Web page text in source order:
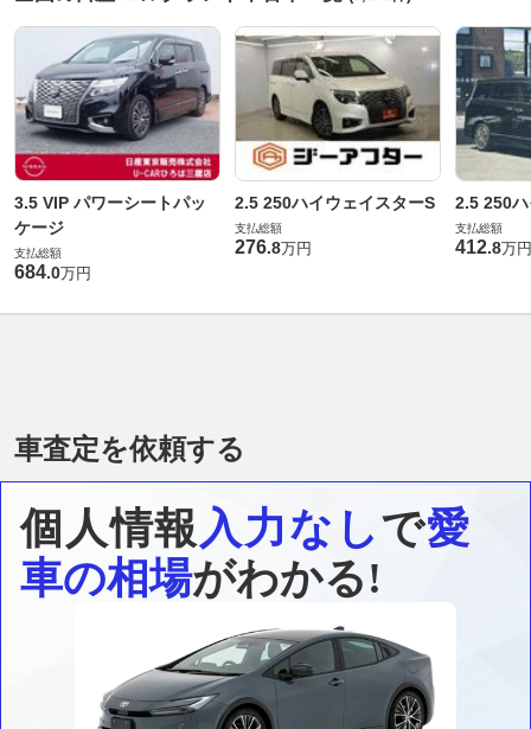
3.5 VIP パワーシートパッ
ケージ
支払総額
684.0万円
2.5 250ハイウェイスターS
支払総額
276.8万円
2.5 250
支払総額
412.8万円
車査定を依頼する
個人情報入力なしで愛
車の相場がわかる!